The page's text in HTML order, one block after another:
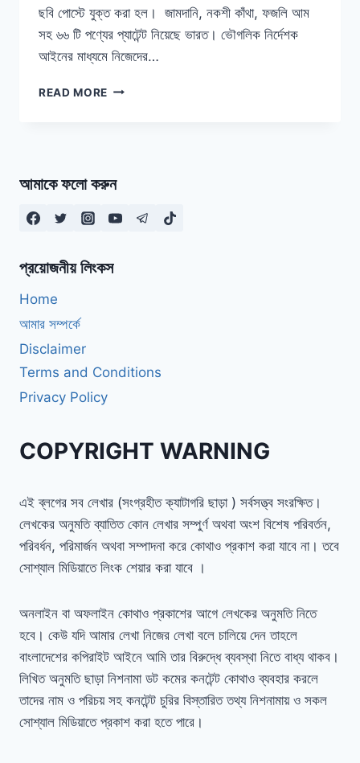
ছবি পোস্টে যুক্ত করা হল। জামদানি, নকশী কাঁথা, ফজলি আম
সহ ৬৬ টি পণ্যের প্যাটেন্ট নিয়েছে ভারত। ভৌগলিক নির্দেশক
আইনের মাধ্যমে নিজেদের…
READ MORE বাংলাদেশের
ভারত।
নিজে
জানান
আমাকে ফলো করুন
প্রয়োজনীয় লিংকস
Home
আমার সম্পর্কে
Disclaimer
Terms and Conditions
Privacy Policy
COPYRIGHT WARNING
এই ব্লগের সব লেখার (সংগ্রহীত ক্যাটাগরি ছাড়া ) সর্বসত্ত্ব সংরক্ষিত।
লেখকের অনুমতি ব্যাতিত কোন লেখার সম্পুর্ণ অথবা অংশ বিশেষ পরিবর্তন,
পরিবর্ধন, পরিমার্জন অথবা সম্পাদনা করে কোথাও প্রকাশ করা যাবে না। তবে
সোশ্যাল মিডিয়াতে লিংক শেয়ার করা যাবে ।
অনলাইন বা অফলাইন কোথাও প্রকাশের আগে লেখকের অনুমতি নিতে
হবে। কেউ যদি আমার লেখা নিজের লেখা বলে চালিয়ে দেন তাহলে
বাংলাদেশের কপিরাইট আইনে আমি তার বিরুদ্ধে ব্যবস্থা নিতে বাধ্য থাকব।
লিখিত অনুমতি ছাড়া নিশনামা ডট কমের কনটেন্ট কোথাও ব্যবহার করলে
তাদের নাম ও পরিচয় সহ কনটেন্ট চুরির বিস্তারিত তথ্য নিশনামায় ও সকল
সোশ্যাল মিডিয়াতে প্রকাশ করা হতে পারে।